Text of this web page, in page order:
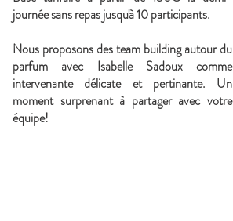
journée sans repas jusqu'à 10 participants.
Nous proposons des team building autour du
parfum avec Isabelle Sadoux comme
intervenante délicate et pertinante. Un
moment surprenant à partager avec votre
équipe!